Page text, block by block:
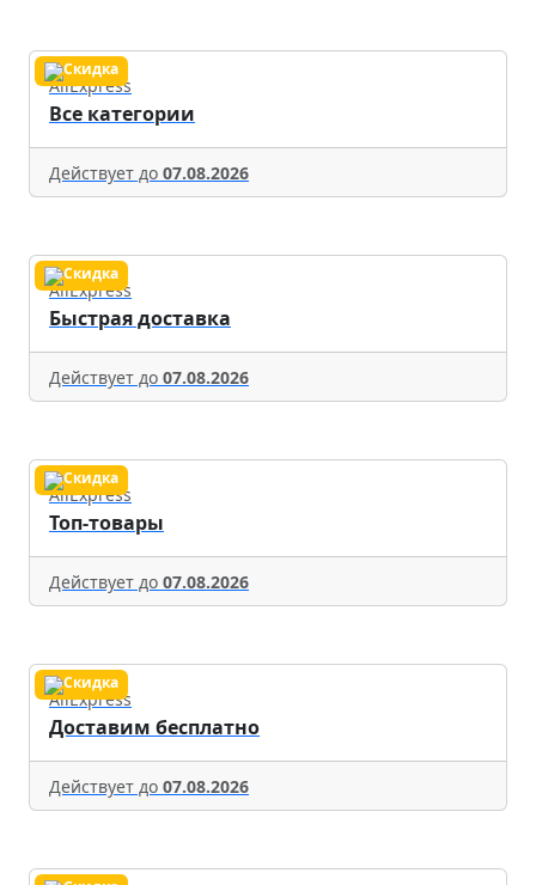
AliExpress
Все категории
Действует до 07.08.2026
AliExpress
Быстрая доставка
Действует до 07.08.2026
AliExpress
Топ-товары
Действует до 07.08.2026
AliExpress
Доставим бесплатно
Действует до 07.08.2026